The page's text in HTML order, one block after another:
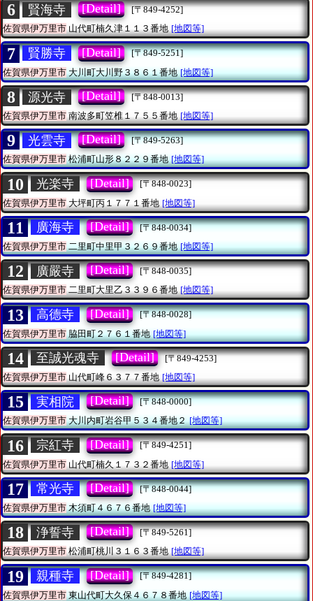
6 賢海寺 [Detail]
[〒849-4252]
佐賀県伊万里市山代町楠久津１１３番地 [地図等]
7 賢勝寺 [Detail]
[〒849-5251]
佐賀県伊万里市大川町大川野３８６１番地 [地図等]
8 源光寺 [Detail]
[〒848-0013]
佐賀県伊万里市南波多町笠椎１７５５番地 [地図等]
9 光雲寺 [Detail]
[〒849-5263]
佐賀県伊万里市松浦町山形８２２９番地 [地図等]
10 光楽寺 [Detail]
[〒848-0023]
佐賀県伊万里市 大坪町丙１７７１番地 [地図等]
11 廣海寺 [Detail]
[〒848-0034]
佐賀県伊万里市二里町中里甲３２６９番地 [地図等]
12 廣嚴寺 [Detail]
[〒848-0035]
佐賀県伊万里市二里町大里乙３３９６番地 [地図等]
13 高德寺 [Detail]
[〒848-0028]
佐賀県伊万里市脇田町２７６１番地 [地図等]
14 至誠光魂寺 [Detail]
[〒849-4253]
佐賀県伊万里市 山代町峰６３７７番地 [地図等]
15 実相院 [Detail]
[〒848-0000]
佐賀県伊万里市大川内町岩谷甲５３４番地２ [地図等]
16 宗紅寺 [Detail]
[〒849-4251]
佐賀県伊万里市 山代町楠久１７３２番地 [地図等]
17 常光寺 [Detail]
[〒848-0044]
佐賀県伊万里市木須町４６７６番地 [地図等]
18 浄誓寺 [Detail]
[〒849-5261]
佐賀県伊万里市松浦町桃川３１６３番地 [地図等]
19 親種寺 [Detail]
[〒849-4281]
佐賀県伊万里市東山代町大久保４６７８番地 [地図等]